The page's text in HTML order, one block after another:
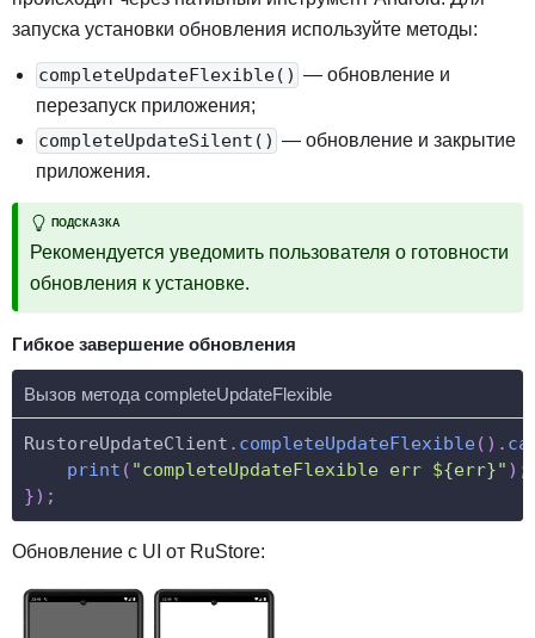
запуска установки обновления используйте методы:
completeUpdateFlexible() — обновление и
перезапуск приложения;
completeUpdateSilent() — обновление и закрытие
приложения.
ПОДСКАЗКА
Рекомендуется уведомить пользователя о готовности
обновления к установке.
Гибкое завершение обновления
Вызов метода completeUpdateFlexible
RustoreUpdateClient . completeUpdateFlexible( ) .
print ( "completeUpdateFlexible err ${err}" ) ;
}) ;
Обновление с UI от RuStore: